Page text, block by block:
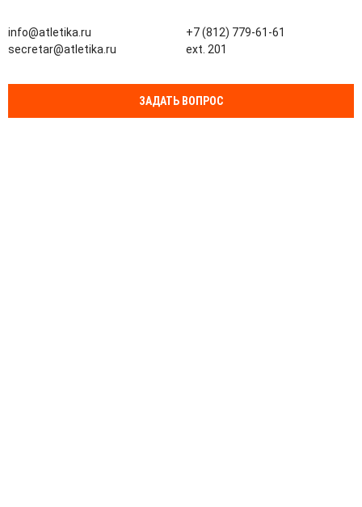
info@atletika.ru
secretar@atletika.ru
+7 (812) 779-61-61
ext. 201
ЗАДАТЬ ВОПРОС